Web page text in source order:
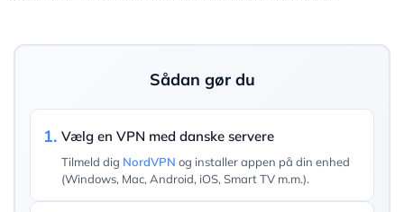
Sådan gør du
1. Vælg en VPN med danske servere
Tilmeld dig NordVPN og installer appen på din enhed
(Windows, Mac, Android, iOS, Smart TV m.m.).